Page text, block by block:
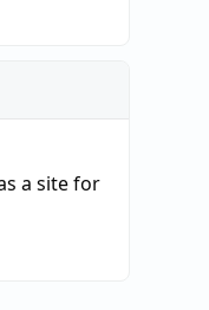
a site for